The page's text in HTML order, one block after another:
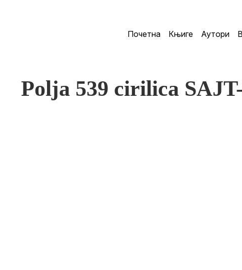
Почетна Књиге Аутори
Polja 539 cirilica